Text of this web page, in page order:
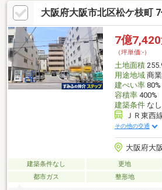
大阪府大阪市北区松ケ枝町
7億7,420
（坪単価:-）
土地面積
用途地域商
建ぺい率80%
容積率400%
建築条件なし
ＪＲ東西
その他の交通
大阪府大
建築条件なし 更地
都市ガス
整形地